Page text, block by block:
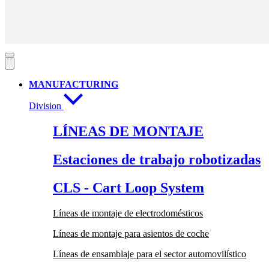
MANUFACTURING
Division
LÍNEAS DE MONTAJE
Estaciones de trabajo robotizadas
CLS - Cart Loop System
Líneas de montaje de electrodomésticos
Líneas de montaje para asientos de coche
Líneas de ensamblaje para el sector automovilístico